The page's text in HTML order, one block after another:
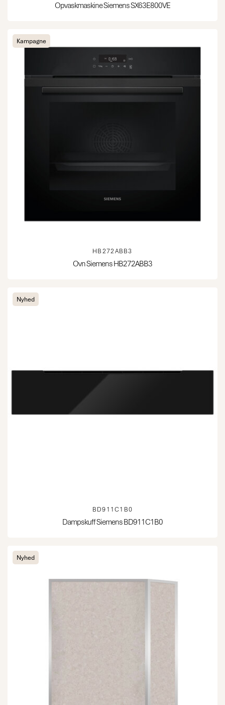
Opvaskmaskine Siemens SX63E800VE
Kampagne
HB272ABB3
Ovn Siemens HB272ABB3
Nyhed
BD911C1B0
Dampskuff Siemens BD911C1B0
Nyhed